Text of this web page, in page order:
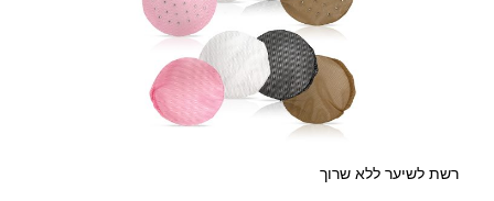
רשת לשיער ללא שרוך